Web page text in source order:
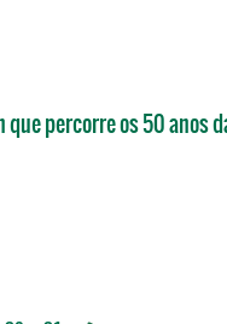
que percorre os 50 anos